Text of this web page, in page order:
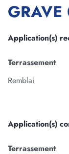
Application(s)
Terrassement
Remblai
Application(s)
Terrassement
Longueur